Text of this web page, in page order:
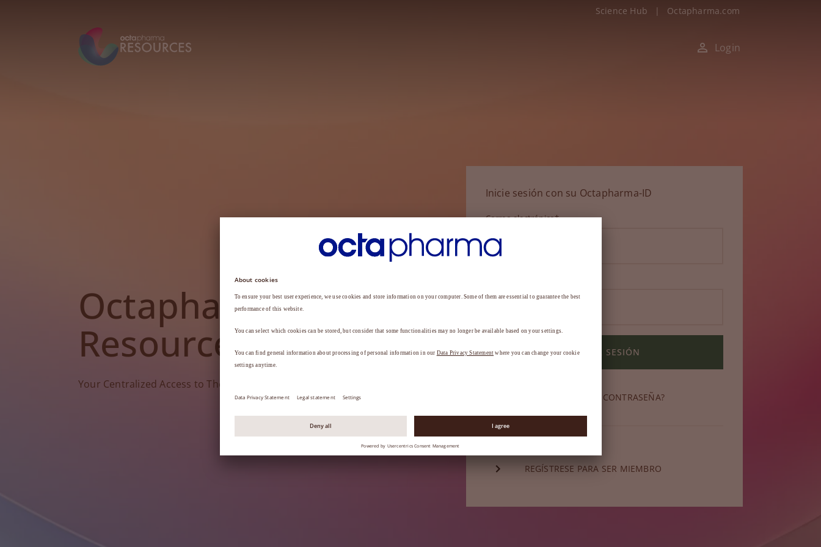
Science Hub | Octapharma.com
Login
Octapharma
Resources
Your Centralized Access to Therapy Tools.
Inicie sesión con su Octapharma-ID
Correo electrónico*
INICIAR SESIÓN
¿HA OLVIDADO SU CONTRASEÑA?
REGÍSTRESE PARA SER MIEMBRO